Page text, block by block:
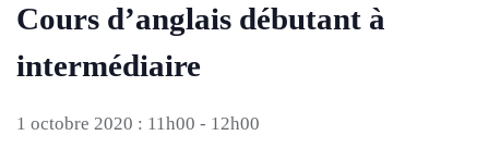
Cours d’anglais débutant à
intermédiaire
1 octobre 2020 : 11h00 - 12h00